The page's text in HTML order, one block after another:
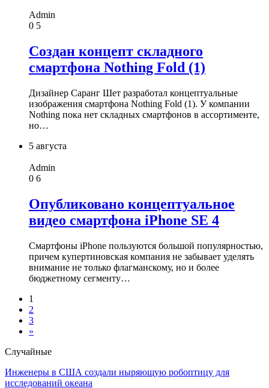
Admin
0 5
Создан концепт складного
смартфона Nothing Fold (1)
Дизайнер Саранг Шет разработал концептуальные
изображения смартфона Nothing Fold (1). У компании
Nothing пока нет складных смартфонов в ассортименте,
но…
5 августа
Admin
0 6
Опубликовано концептуальное
видео смартфона iPhone SE 4
Смартфоны iPhone пользуются большой популярностью,
причем купертиновская компания не забывает уделять
внимание не только флагманскому, но и более
бюджетному сегменту…
1
2
3
»
Случайные
Инженеры в США создали ныряющую робоптицу для
исследований океана